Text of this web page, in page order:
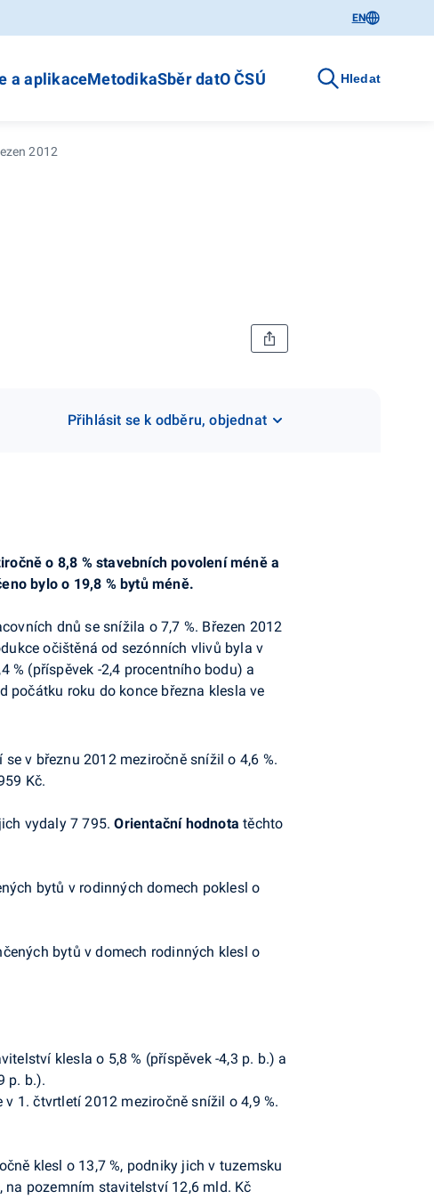
EN
a aplikaceMetodikaSběr datO ČSÚ Hledat
2012
Přihlásit se k odběru, objednat
o 8,8 % stavebních povolení méně a
bylo o 19,8 % bytů méně.
dnů se snížila o 7,7 %. Březen 2012
očištěná od sezónních vlivů byla v
% (příspěvek -2,4 procentního bodu) a
počátku roku do konce března klesla ve
v březnu 2012 meziročněsnížil o 4,6 %.
Kč.
vydaly 7 795.Orientační hodnota těchto
bytů v rodinných domech poklesl o
bytů v domech rodinných klesl o
klesla o 5,8 % (příspěvek -4,3 p. b.) a
p. b.).
1. čtvrtletí 2012 meziročně snížil o 4,9 %.
klesl o 13,7 %, podniky jich v tuzemsku
na pozemním stavitelství 12,6 mld. Kč